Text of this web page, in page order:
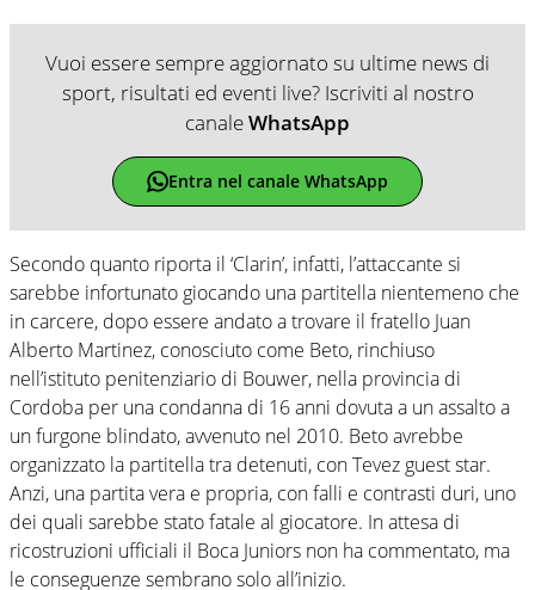
Vuoi essere sempre aggiornato su ultime news di
sport, risultati ed eventi live? Iscriviti al nostro
canaleWhatsApp
Entra nel canale WhatsApp
Secondo quanto riporta il ‘Clarin’, infatti, l’attaccante si
sarebbe infortunato giocando una partitella nientemeno che
in carcere, dopo essere andato a trovare il fratello Juan
Alberto Martinez, conosciuto come Beto, rinchiuso
nell’istituto penitenziario di Bouwer, nella provincia di
Cordoba per una condanna di 16 anni dovuta a un assalto a
un furgone blindato, avvenuto nel 2010. Beto avrebbe
organizzato la partitella tra detenuti, con Tevez guest star.
Anzi, una partita vera e propria, con falli e contrasti duri, uno
dei quali sarebbe stato fatale al giocatore. In attesa di
ricostruzioni ufficiali il Boca Juniors non ha commentato, ma
le conseguenze sembrano solo all’inizio.